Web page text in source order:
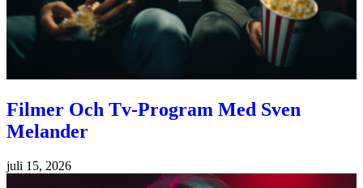
Filmer Och Tv-Program Med Sven
Melander
juli 15, 2026